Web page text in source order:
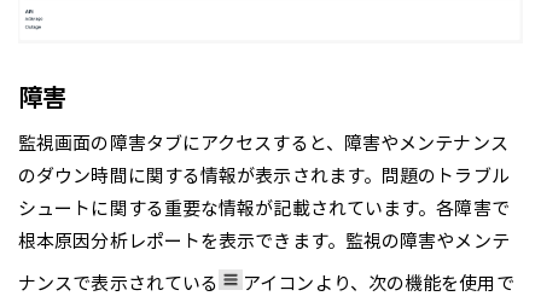
障害
監視画面の障害タブにアクセスすると、障害やメンテナンス
のダウン時間に関する情報が表示されます。問題のトラブル
シュートに関する重要な情報が記載されています。各障害で
根本原因分析レポートを表示できます。監視の障害やメンテ
ナンスで表示されている
アイコンより、次の機能を使用で